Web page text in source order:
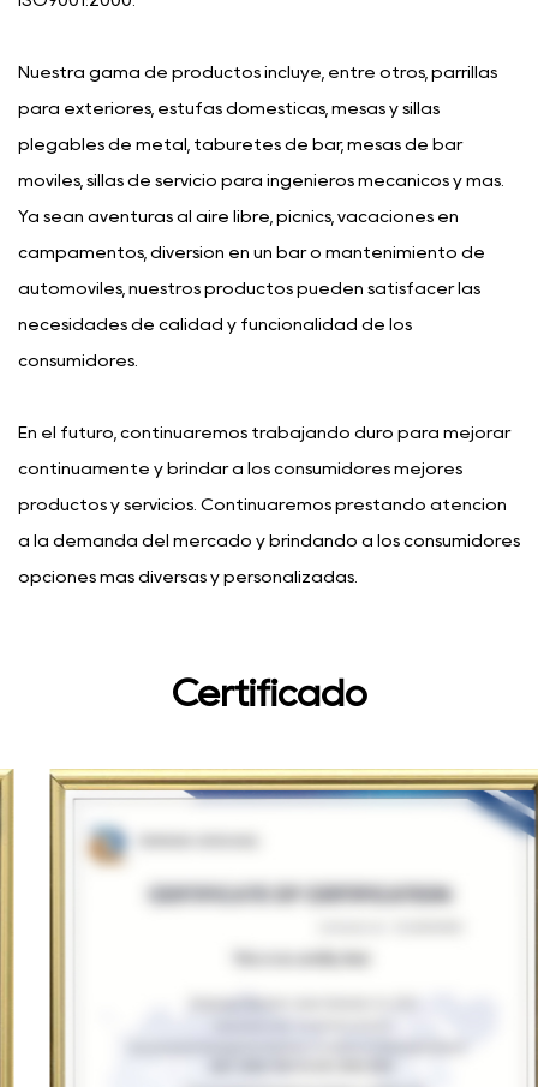
Nuestra gama de productos incluye, entre otros, parrillas
para exteriores, estufas domésticas, mesas y sillas
plegables de metal, taburetes de bar, mesas de bar
móviles, sillas de servicio para ingenieros mecánicos y más.
Ya sean aventuras al aire libre, picnics, vacaciones en
campamentos, diversión en un bar o mantenimiento de
automóviles, nuestros productos pueden satisfacer las
necesidades de calidad y funcionalidad de los
consumidores.
En el futuro, continuaremos trabajando duro para mejorar
continuamente y brindar a los consumidores mejores
productos y servicios. Continuaremos prestando atención
a la demanda del mercado y brindando a los consumidores
opciones más diversas y personalizadas.
Certificado